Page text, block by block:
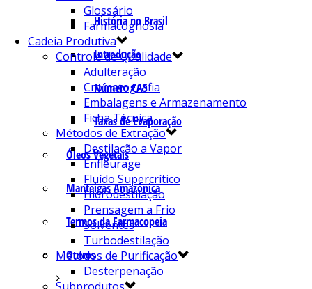
História no Brasil
Introdução
Número CAS
Taxas de Evaporação
Óleos Vegetais
Manteigas Amazônica
Termos da Farmacopeia
Outros
Glossário
Farmacognosia
Cadeia Produtiva
Controle de Qualidade
Adulteração
Cromatografia
Embalagens e Armazenamento
Ficha Técnica
Métodos de Extração
Destilação a Vapor
Enfleurage
Fluído Supercrítico
Hidrodestilação
Prensagem a Frio
Solventes
Turbodestilação
Métodos de Purificação
Desterpenação